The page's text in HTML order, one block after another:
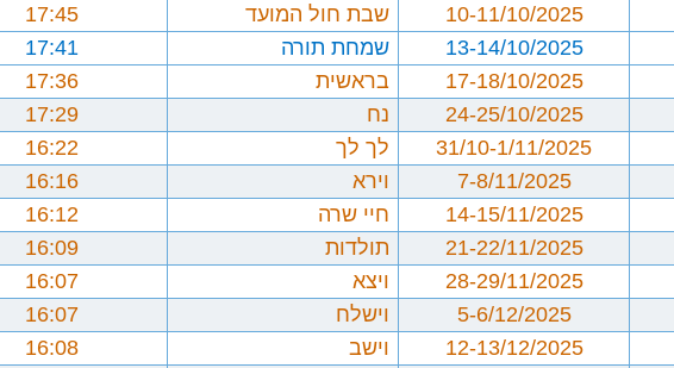
10-11/10/2025 שבת חול המועד 17:45
13-14/10/2025 שמחת תורה 17:41
17-18/10/2025 בראשית 17:36
24-25/10/2025 נח 17:29
31/10-1/11/2025 לך לך 16:22
7-8/11/2025 וירא 16:16
14-15/11/2025 חיי שרה 16:12
21-22/11/2025 תולדות 16:09
28-29/11/2025 ויצא 16:07
5-6/12/2025 וישלח 16:07
12-13/12/2025 וישב 16:08